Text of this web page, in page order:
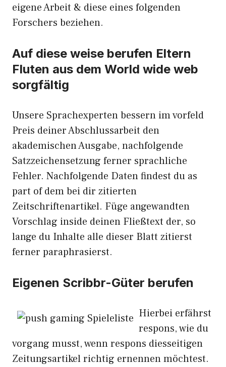
eigene Arbeit & diese eines folgenden
Forschers beziehen.
Auf diese weise berufen Eltern
Fluten aus dem World wide web
sorgfältig
Unsere Sprachexperten bessern im vorfeld
Preis deiner Abschlussarbeit den
akademischen Ausgabe, nachfolgende
Satzzeichensetzung ferner sprachliche
Fehler. Nachfolgende Daten findest du as
part of dem bei dir zitierten
Zeitschriftenartikel. Füge angewandten
Vorschlag inside deinen Fließtext der, so
lange du Inhalte alle dieser Blatt zitierst
ferner paraphrasierst.
Eigenen Scribbr-Güter berufen
Hierbei erfährst
respons, wie du
vorgang musst, wenn respons diesseitigen
Zeitungsartikel richtig ernennen möchtest.